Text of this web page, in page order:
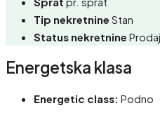
Tip nekretnine Stan
Status nekretnine
Energetska klasa
Energetic class: Podno